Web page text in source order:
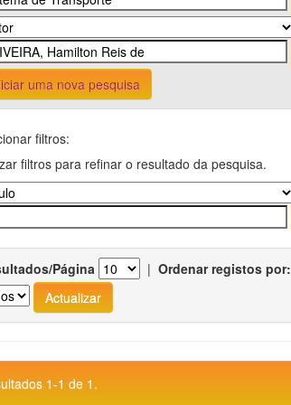
uma nova pesquisa
filtros:
filtros para refinar o resultado da pesquisa.
Página | Ordenar registos por:
1-1 de 1.